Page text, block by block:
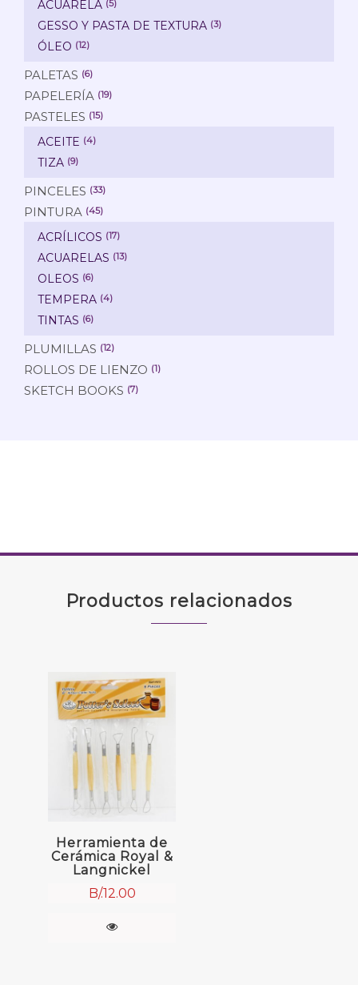
ACUARELA (5)
GESSO Y PASTA DE TEXTURA (3)
ÓLEO (12)
PALETAS (6)
PAPELERÍA (19)
PASTELES (15)
ACEITE (4)
TIZA (9)
PINCELES (33)
PINTURA (45)
ACRÍLICOS (17)
ACUARELAS (13)
OLEOS (6)
TEMPERA (4)
TINTAS (6)
PLUMILLAS (12)
ROLLOS DE LIENZO (1)
SKETCH BOOKS (7)
Productos relacionados
Herramienta de
Cerámica Royal &
Langnickel
B/.12.00